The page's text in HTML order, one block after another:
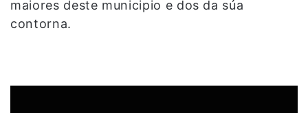
maiores deste municipio e dos da súa
contorna.